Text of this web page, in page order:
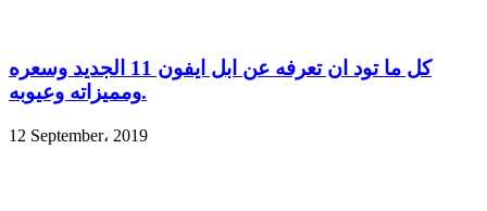
كل ما تود ان تعرفه عن ابل ايفون 11 الجديد وسعره
ومميزاته وعيوبه.
12 September، 2019